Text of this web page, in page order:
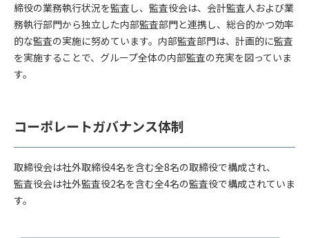
締役の業務執行状況を監査し、監査役会は、会計監査人および業
務執行部門から独立した内部監査部門と連携し、総合的かつ効率
的な監査の実施に努めています。内部監査部門は、計画的に監査
を実施することで、グループ全体の内部監査の充実を図っていま
す。
コーポレートガバナンス体制
取締役会は社外取締役4名を含む全8名の取締役で構成され、
監査役会は社外監査役2名を含む全4名の監査役で構成されていま
す。